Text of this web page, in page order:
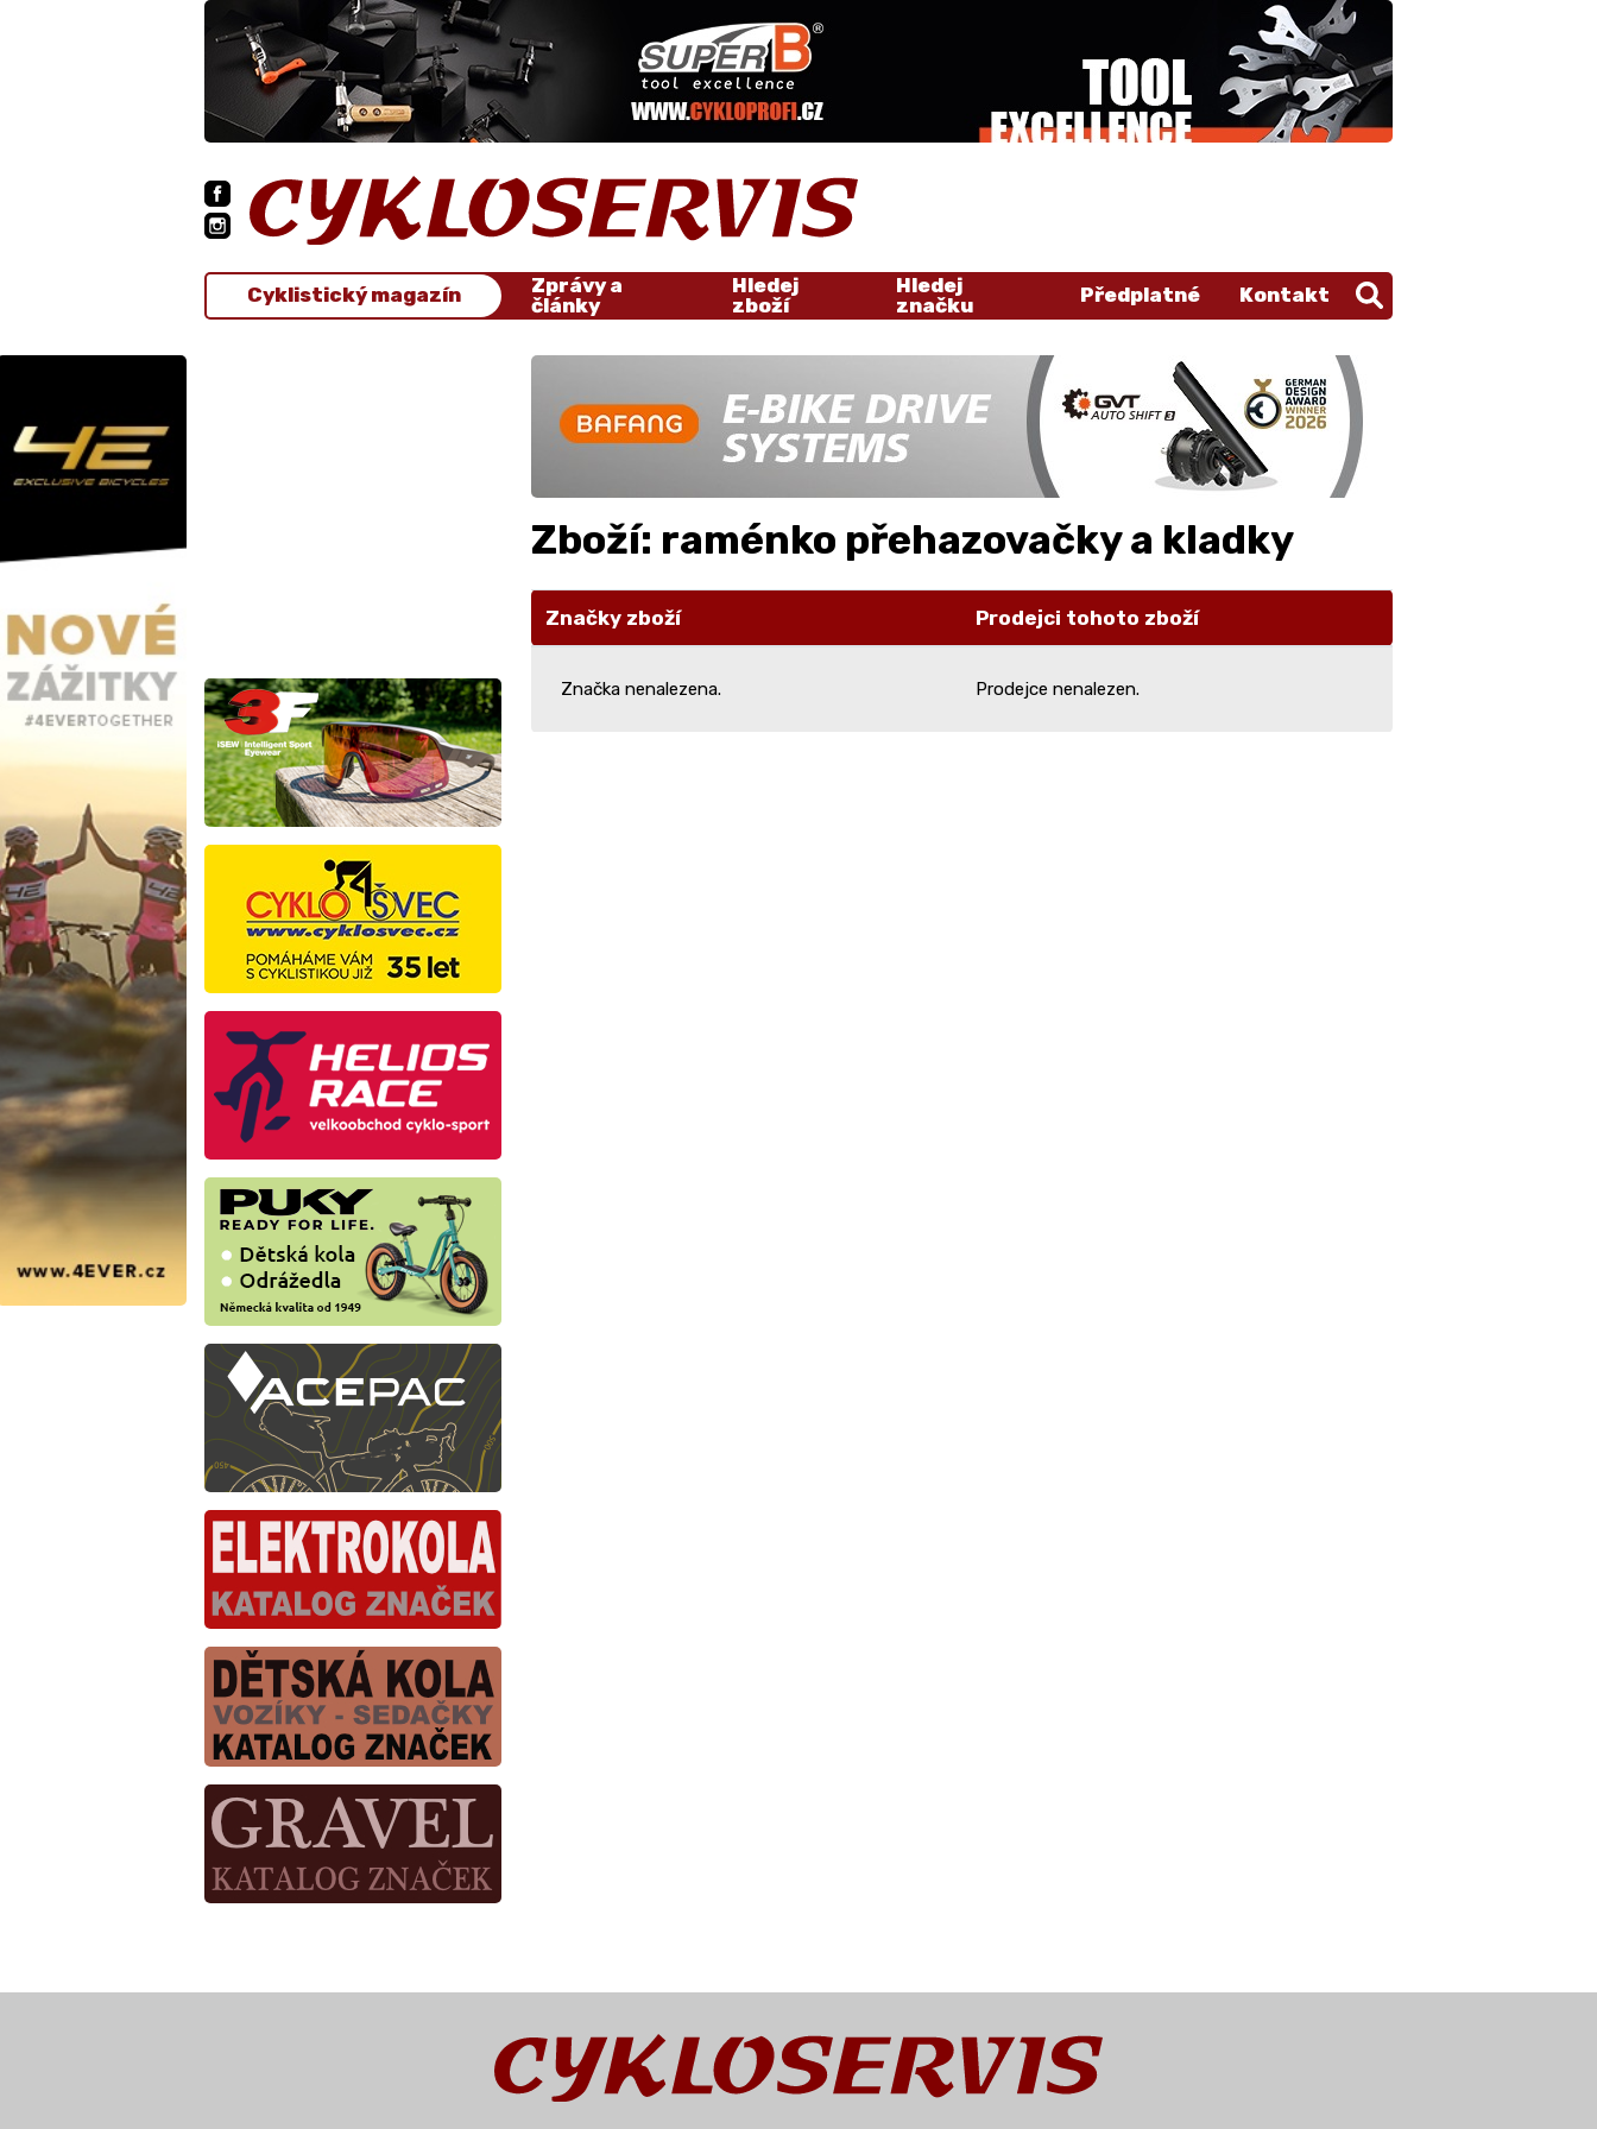
Cyklistický magazín
Zprávy a
články
Hledej
zboží
Hledej
značku
Předplatné Kontakt
Zboží: raménko přehazovačky a kladky
Značky zboží Prodejci tohoto zboží
Značka nenalezena. Prodejce nenalezen.